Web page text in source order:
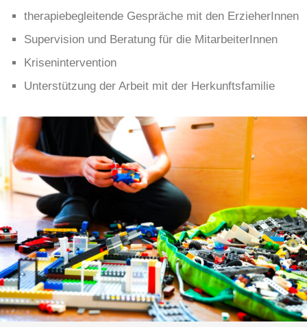
therapiebegleitende Gespräche mit den ErzieherInnen
Supervision und Beratung für die MitarbeiterInnen
Krisenintervention
Unterstützung der Arbeit mit der Herkunftsfamilie